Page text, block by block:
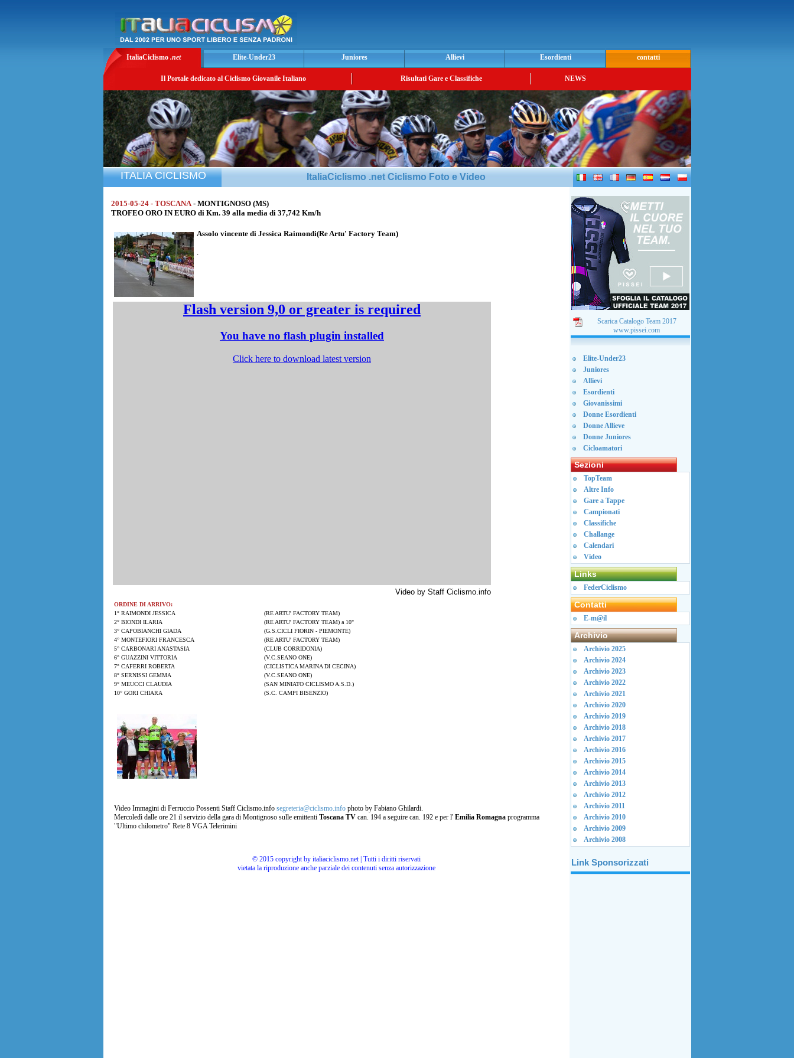
ItaliaCiclismo .net Elite-Under23 Juniores Allievi Esordienti contatti
Il Portale dedicato al Ciclismo Giovanile Italiano Risultati Gare e Classifiche NEWS
ITALIA CICLISMO ItaliaCiclismo .net Ciclismo Foto e Video
2015-05-24 - TOSCANA - MONTIGNOSO (MS)
TROFEO ORO IN EURO di Km. 39 alla media di 37,742 Km/h
Assolo vincente di Jessica Raimondi(Re Artu' Factory Team)
.
Video by Staff Ciclismo.info
ORDINE DI ARRIVO:
1° RAIMONDI JESSICA
(RE ARTU' FACTORY TEAM)
2° BIONDI ILARIA
(RE ARTU' FACTORY TEAM) a 10"
3° CAPOBIANCHI GIADA
(G.S.CICLI FIORIN - PIEMONTE)
4° MONTEFIORI FRANCESCA
(RE ARTU' FACTORY TEAM)
5° CARBONARI ANASTASIA
(CLUB CORRIDONIA)
6° GUAZZINI VITTORIA
(V.C.SEANO ONE)
7° CAFERRI ROBERTA
(CICLISTICA MARINA DI CECINA)
8° SERNISSI GEMMA
(V.C.SEANO ONE)
9° MEUCCI CLAUDIA
(SAN MINIATO CICLISMO A.S.D.)
10° GORI CHIARA
(S.C. CAMPI BISENZIO)
Video Immagini di Ferruccio Possenti Staff Ciclismo.info segreteria@ciclismo.infophoto by Fabiano Ghilardi.
Mercoledì dalle ore 21 il servizio della gara di Montignoso sulle emittenti Toscana TVcan. 194 a seguire can. 192 e per l' Emilia Romagnaprogramma
"Ultimo chilometro" Rete 8 VGA Telerimini
© 2015 copyright by italiaciclismo.net | Tutti i diritti riservati
vietata la riproduzione anche parziale dei contenuti senza autorizzazione
Scarica Catalogo Team 2017
www.pissei.com
Elite-Under23
Juniores
Allievi
Esordienti
Giovanissimi
Donne Esordienti
Donne Allieve
Donne Juniores
Cicloamatori
Sezioni
TopTeam
Altre Info
Gare a Tappe
Campionati
Classifiche
Challange
Calendari
Video
Links
FederCiclismo
Contatti
E-m@il
Archivio
Archivio 2025
Archivio 2024
Archivio 2023
Archivio 2022
Archivio 2021
Archivio 2020
Archivio 2019
Archivio 2018
Archivio 2017
Archivio 2016
Archivio 2015
Archivio 2014
Archivio 2013
Archivio 2012
Archivio 2011
Archivio 2010
Archivio 2009
Archivio 2008
Link Sponsorizzati